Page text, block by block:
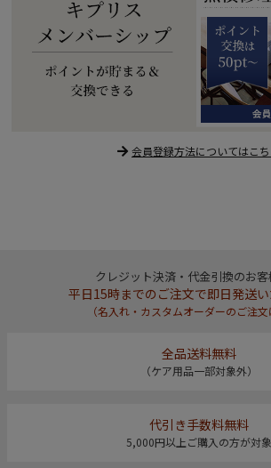
会員登録方法についてはこち
クレジット決済・代金引換のお客
平日15時までのご注文で即日発送い
（名入れ・カスタムオーダーのご注文
全品送料無料
（ケア用品一部対象外）
代引き手数料無料
5,000円以上ご購入の方が対象